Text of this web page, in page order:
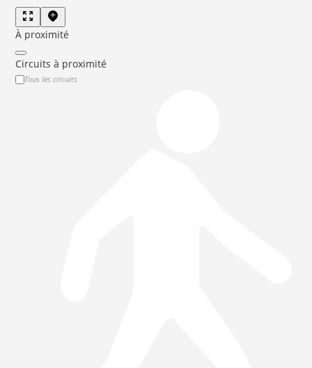
À proximité
Circuits à proximité
Tous les circuits